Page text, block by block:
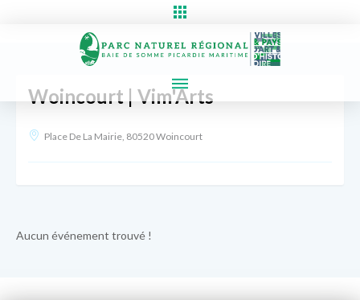
Woincourt | Vim'Arts
Place De La Mairie, 80520 Woincourt
Aucun événement trouvé !